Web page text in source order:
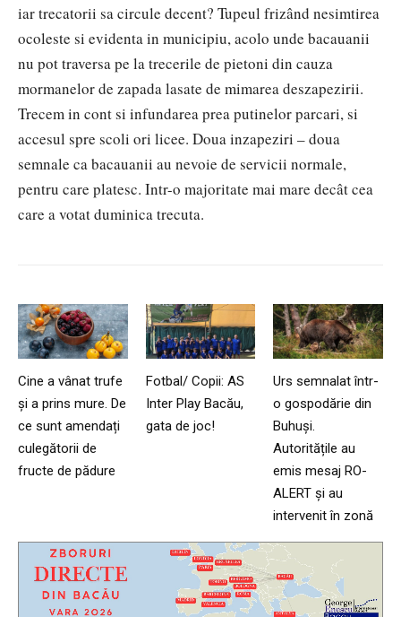
iar trecatorii sa circule decent? Tupeul frizând nesimtirea
ocoleste si evidenta in municipiu, acolo unde bacauanii
nu pot traversa pe la trecerile de pietoni din cauza
mormanelor de zapada lasate de mimarea deszapezirii.
Trecem in cont si infundarea prea putinelor parcari, si
accesul spre scoli ori licee. Doua inzapeziri – doua
semnale ca bacauanii au nevoie de servicii normale,
pentru care platesc. Intr-o majoritate mai mare decât cea
care a votat duminica trecuta.
Cine a vânat trufe
și a prins mure. De
ce sunt amendați
culegătorii de
fructe de pădure
Fotbal/ Copii: AS
Inter Play Bacău,
gata de joc!
Urs semnalat într-
o gospodărie din
Buhuși.
Autoritățile au
emis mesaj RO-
ALERT și au
intervenit în zonă